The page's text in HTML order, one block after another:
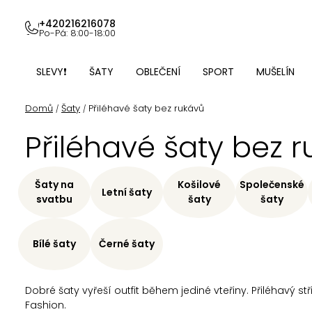
obsah
+420216216078
Po-Pá: 8:00-18:00
SLEVY❗ ŠATY OBLEČENÍ SPORT MUŠELÍN
Domů / Šaty / Přiléhavé šaty bez rukávů
Přiléhavé šaty bez
Dobré šaty vyřeší outfit během jediné vteřiny. Přiléhavý
Fashion.
Šaty na
svatbu
Letní šaty
Košilové
šaty
Společenské
šaty
Bílé šaty Černé šaty